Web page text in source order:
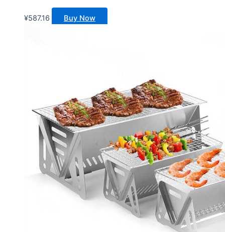
¥587.16 Buy Now